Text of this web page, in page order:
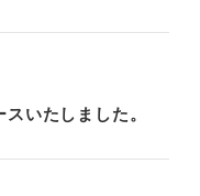
いたしました。